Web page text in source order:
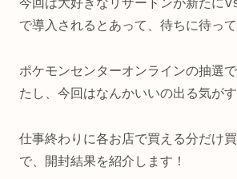
今回は大好きなリザードンが新たに
で導入されるとあって、待ちに待って
ポケモンセンターオンラインの抽選
たし、今回はなんかいいの出る気がす
仕事終わりに各お店で買える分だけ
で、開封結果を紹介します！